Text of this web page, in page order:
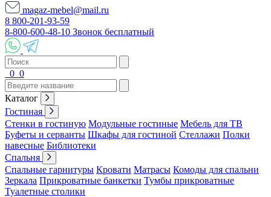
magaz-mebel@mail.ru
8 800-201-93-59
8-800-600-48-10 Звонок бесплатный
0 0
Каталог
Гостиная
Стенки в гостиную Модульные гостиные Мебель для ТВ
Буфеты и серванты Шкафы для гостиной Стеллажи Полки
навесные Библиотеки
Спальня
Спальные гарнитуры Кровати Матрасы Комоды для спальни
Зеркала Прикроватные банкетки Тумбы прикроватные
Туалетные столики